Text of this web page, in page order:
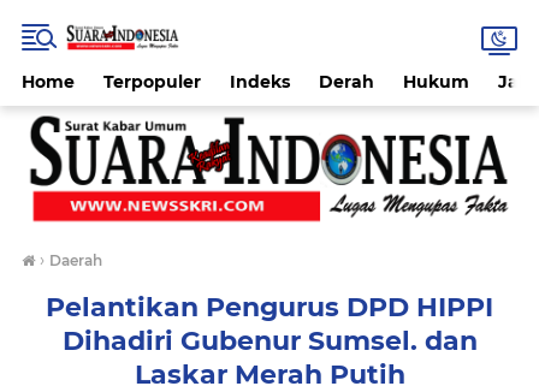
Home Terpopuler Indeks Derah Hukum
› Daerah
Pelantikan Pengurus DPD HIPPI
Dihadiri Gubenur Sumsel. dan
Laskar Merah Putih